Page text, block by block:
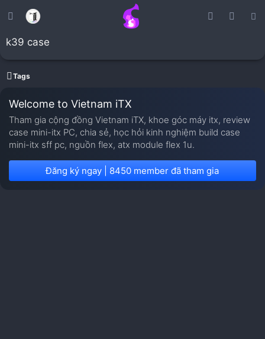
k39 case
Tags
Welcome to Vietnam iTX
Tham gia cộng đồng Vietnam iTX, khoe góc máy itx, review
case mini-itx PC, chia sẻ, học hỏi kinh nghiệm build case
mini-itx sff pc, nguồn flex, atx module flex 1u.
Đăng ký ngay | 8450 member đã tham gia